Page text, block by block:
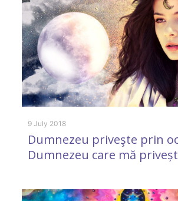
9 July 2018
Dumnezeu priveşte prin
Dumnezeu care mă